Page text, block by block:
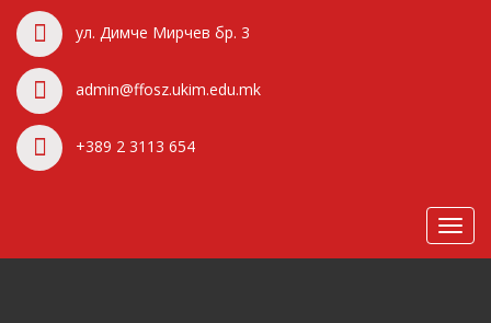
ул. Димче Мирчев бр. 3
admin@ffosz.ukim.edu.mk
+389 2 3113 654